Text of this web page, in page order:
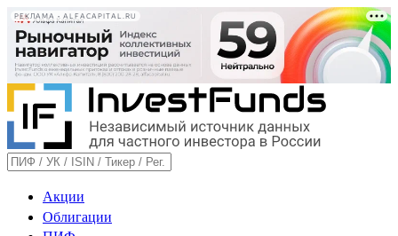
РЕКЛАМА • ALFACAPITAL.RU
Акции
Облигации